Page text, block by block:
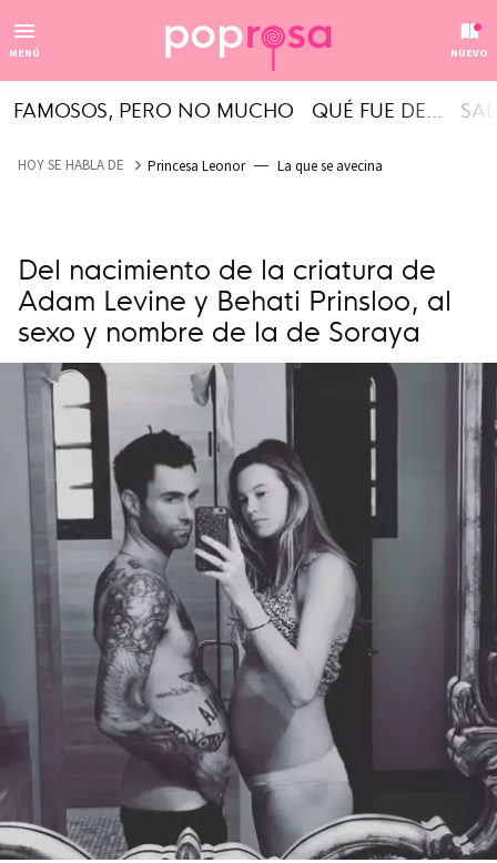
MENÚ NUEVO
FAMOSOS, PERO NO MUCHO QUÉ FUE DE...
HOY SE HABLA DE Princesa Leonor La que se avecina
Del nacimiento de la criatura de
Adam Levine y Behati Prinsloo, al
sexo y nombre de la de Soraya